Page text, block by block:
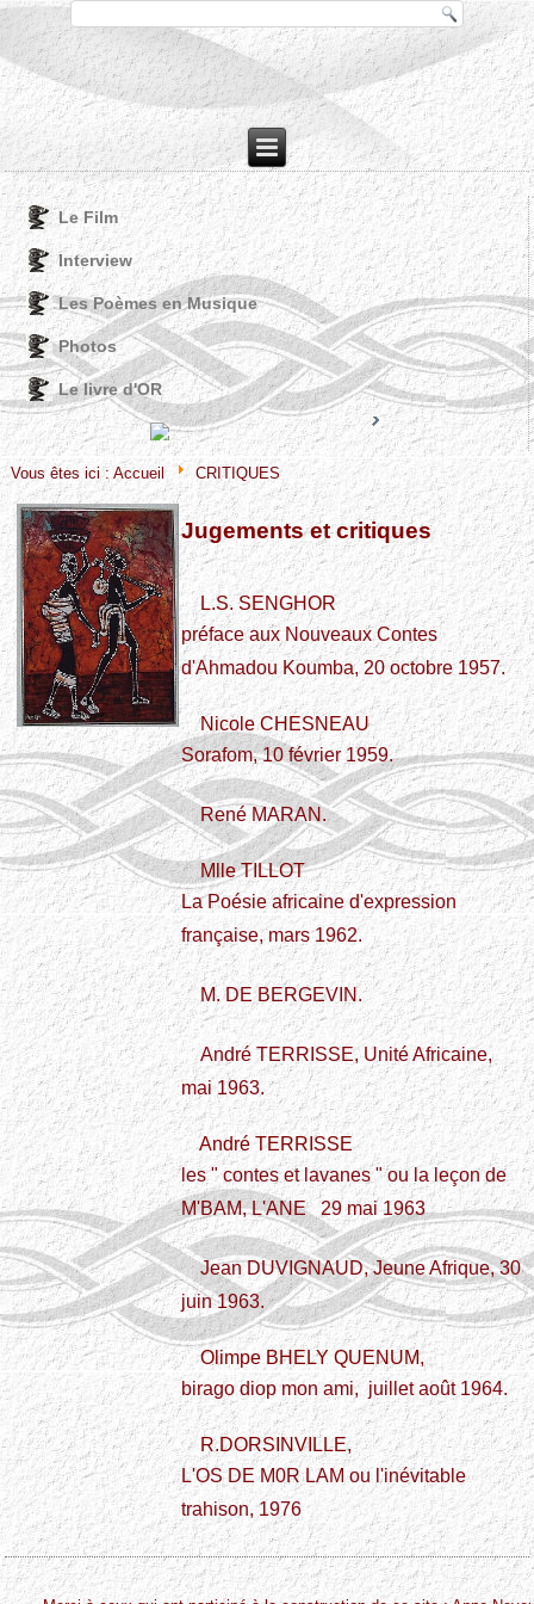
Le Film
Interview
Les Poèmes en Musique
Photos
Le livre d'OR
© FreeJoomla! 3 Modules - by VinaGecko.com
Vous êtes ici :Accueil CRITIQUES
Jugements et critiques
L.S. SENGHOR
préface aux Nouveaux Contes
d'Ahmadou Koumba, 20 octobre 1957.
Nicole CHESNEAU
Sorafom, 10 février 1959.
René MARAN.
Mlle TILLOT
La Poésie africaine d'expression
française, mars 1962.
M. DE BERGEVIN.
André TERRISSE, Unité Africaine,
mai 1963.
André TERRISSE
les " contes et lavanes " ou la leçon de
M'BAM, L'ANE 29 mai 1963
Jean DUVIGNAUD, Jeune Afrique, 30
juin 1963.
Olimpe BHELY QUENUM,
birago diop mon ami, juillet août 1964.
R.DORSINVILLE,
L'OS DE M0R LAM ou l'inévitable
trahison, 1976